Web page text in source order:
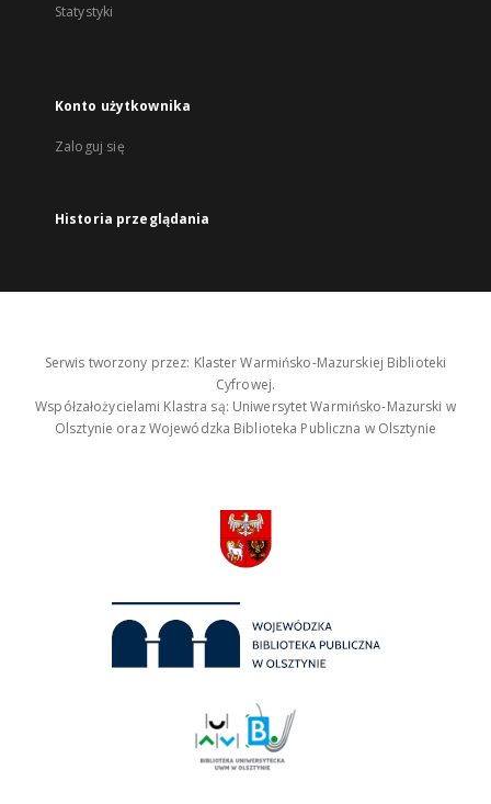
Statystyki
Konto użytkownika
Zaloguj się
Historia przeglądania
Serwis tworzony przez: Klaster Warmińsko-Mazurskiej Biblioteki
Cyfrowej.
Współzałożycielami Klastra są: Uniwersytet Warmińsko-Mazurski w
Olsztynie oraz Wojewódzka Biblioteka Publiczna w Olsztynie